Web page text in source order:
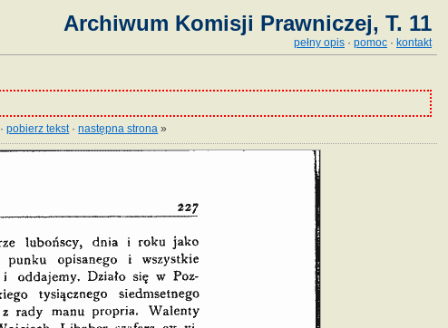
Archiwum Komisji Prawniczej, T. 11
pełny opis · pomoc · kontakt
·pobierz tekst·następna strona »